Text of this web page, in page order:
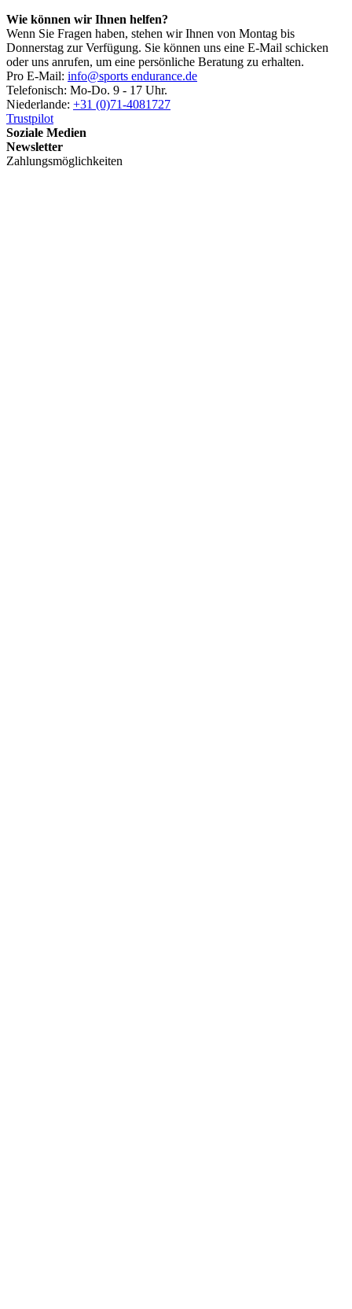
Wie können wir Ihnen helfen?
Wenn Sie Fragen haben, stehen wir Ihnen von Montag bis
Donnerstag zur Verfügung. Sie können uns eine E-Mail schicken
oder uns anrufen, um eine persönliche Beratung zu erhalten.
Pro E-Mail: info@sports endurance.de
Telefonisch: Mo-Do. 9 - 17 Uhr.
Niederlande: +31 (0)71-4081727
Trustpilot
Soziale Medien
Newsletter
Zahlungsmöglichkeiten